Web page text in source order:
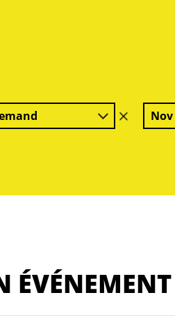
effacerNov